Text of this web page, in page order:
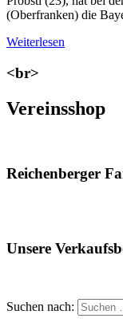
(Oberfranken) die
Weiterlesen
<br>
Vereinsshop
Reichenberger
Unsere
Suchen nach: